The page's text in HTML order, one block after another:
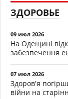
ЗДОРОВЬЕ
09 июл 2026
На Одещині
забезпечення
07 июл 2026
Здоров'я
війни на